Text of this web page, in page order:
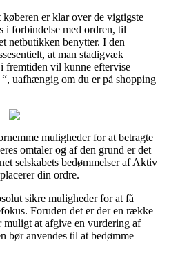
er klar over de vigtigste
i forbindelse med ordren, til
netbutikken benytter. I den
at man stadigvæk
fremtiden vil kunne eftervise
uafhængig om du er på shopping
muligheder for at betragte
omtaler og af den grund er det
selskabets bedømmelser af Aktiv
din ordre.
sikre muligheder for at få
Foruden det er der en række
at afgive en vurdering af
bør anvendes til at bedømme